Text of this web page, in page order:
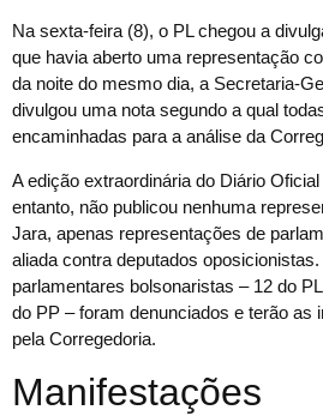
Na sexta-feira (8), o PL chegou a
que havia aberto uma representação
da noite do mesmo dia, a Secretaria-
divulgou uma nota segundo a qual
encaminhadas para a análise da
A edição extraordinária do Diário
entanto, não publicou nenhuma
Jara, apenas representações de
aliada contra deputados
parlamentares bolsonaristas – 12 do
do PP – foram denunciados e terão as
pela Corregedoria.
Manifestações